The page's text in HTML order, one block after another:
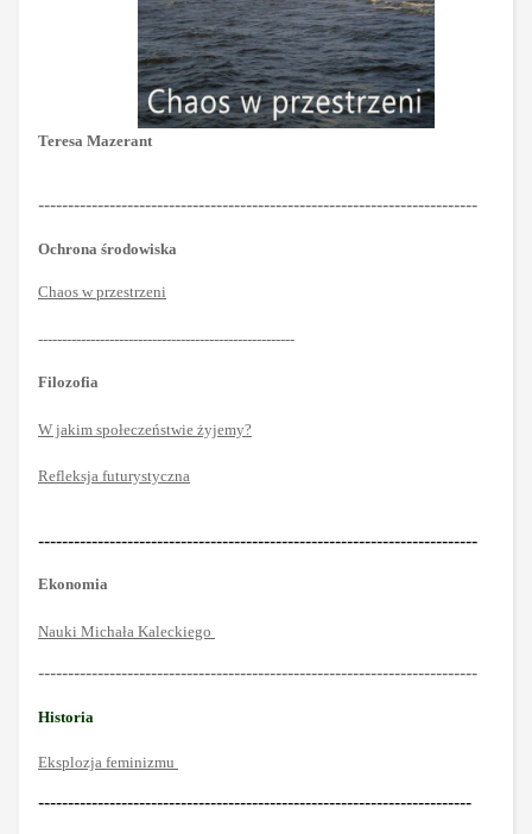
Teresa Mazerant
--------------------------------------------------------------------------
Ochrona środowiska
Chaos w przestrzeni
------------------------------------------------------
Filozofia
W jakim społeczeństwie żyjemy?
Refleksja futurystyczna
--------------------------------------------------------------------------
Ekonomia
Nauki Michała Kaleckiego
--------------------------------------------------------------------------
Historia
Eksplozja feminizmu
-------------------------------------------------------------------------